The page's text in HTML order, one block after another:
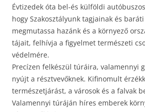
Évtizedek óta bel-és külföldi
hogy Szakosztályunk tagjainak és
megmutassa hazánk és a környező
tájait, felhívja a figyelmet természeti
védelmére.
Precízen felkészül túráira, valamennyi
nyújt a résztvevőknek. Kifinomult
természetjárást, a városok és a falvak
Valamennyi túráján híres emberek